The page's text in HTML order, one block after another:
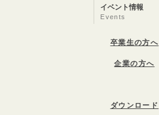
イベント情報
Events
卒業生の方へ
企業の方へ
ダウンロード